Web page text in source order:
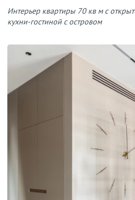
Интерьер квартиры 70 кв м с
кухни-гостиной с островом